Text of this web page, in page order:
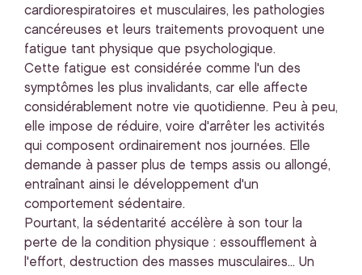
cardiorespiratoires et musculaires, les pathologies
cancéreuses et leurs traitements provoquent une
fatigue tant physique que psychologique.
Cette fatigue est considérée comme l'un des
symptômes les plus invalidants, car elle affecte
considérablement notre vie quotidienne. Peu à peu,
elle impose de réduire, voire d'arrêter les activités
qui composent ordinairement nos journées. Elle
demande à passer plus de temps assis ou allongé,
entraînant ainsi le développement d'un
comportement sédentaire.
Pourtant, la sédentarité accélère à son tour la
perte de la condition physique : essoufflement à
l'effort, destruction des masses musculaires... Un